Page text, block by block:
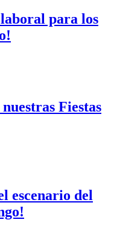
para los
Fiestas
escenario del